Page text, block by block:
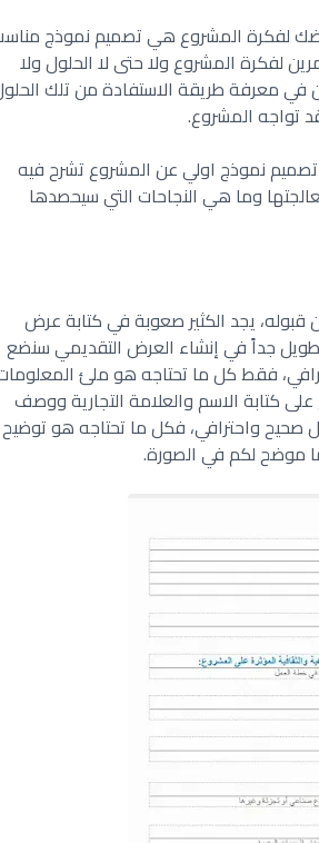
لفكرة المشروع هي تصميم نموذج
لفكرة المشروع ولا حتى لا الحلول ولا
معرفة طريقة الاستفادة من تلك
تواجه المشروع.
نموذج اولي عن المشروع تشرح فيه
وما هي النجاحات التي سيحصدها
يجد الكثير صعوبة في كتابة عرض
طويل جداً في إنشاء العرض التقديمي سنضع
فقط كل ما تحتاجه هو ملئ
كتابة الاسم والعلامة التجارية ووصف
واحترافي، فكل ما تحتاجه هو توضيح
موضح لكم في الصورة.